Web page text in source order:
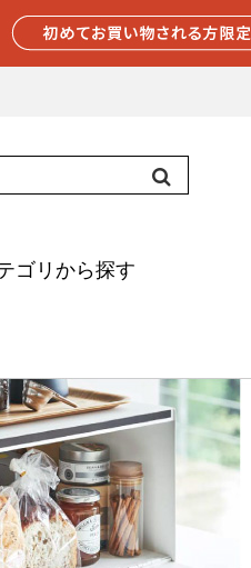
ゴリから探す